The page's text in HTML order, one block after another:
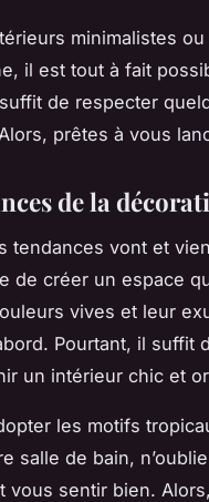
minimalistes
il est tout à fait
de respecter
prêtes à vous
de la
tendances vont et
de créer un espace
vives et leur
Pourtant, il suffit
un intérieur chic et
les motifs
salle de bain,
vous sentir bien.